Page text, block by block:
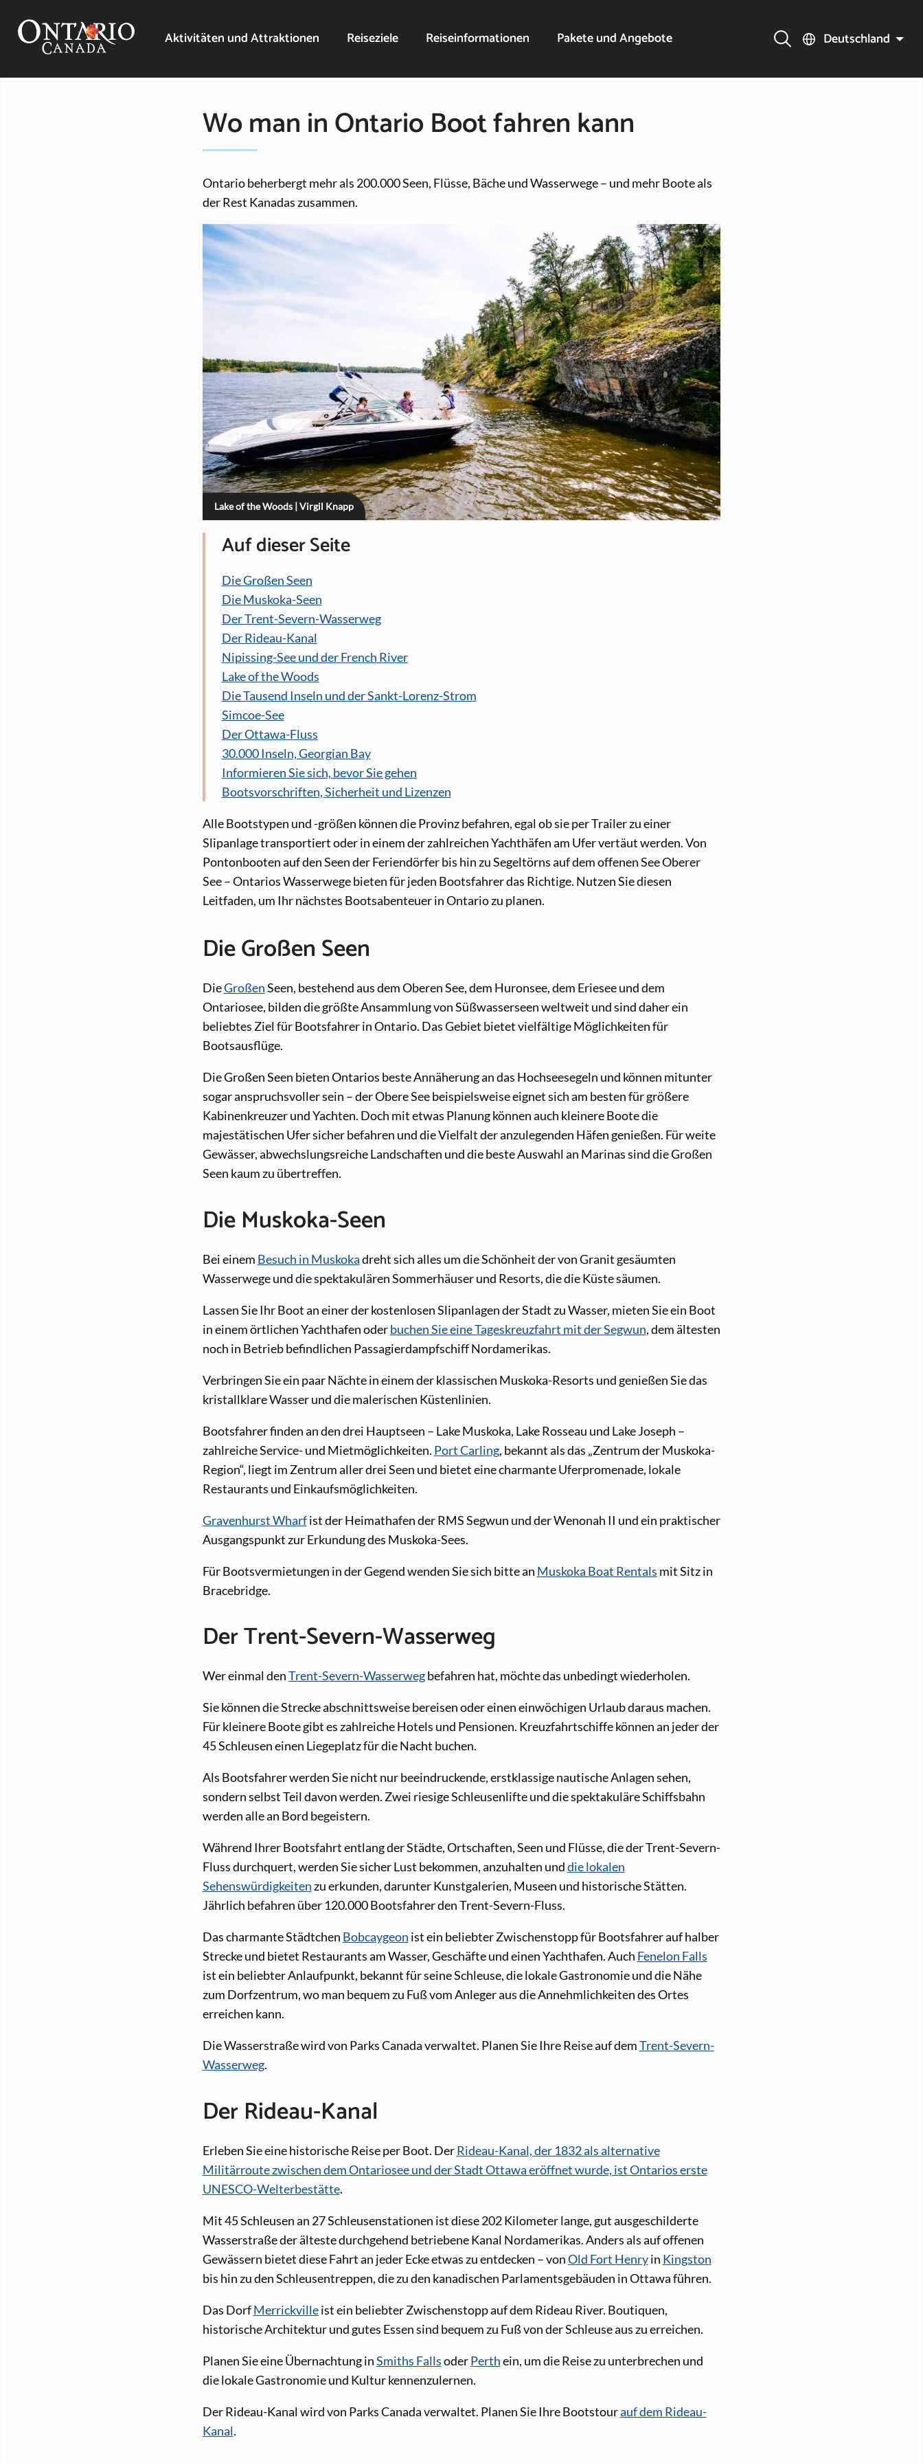
Aktivitäten und Attraktionen Reiseziele Reiseinformationen Pakete und Angebote Deutschland
Wo man in Ontario Boot fahren kann
Ontario beherbergt mehr als 200.000 Seen, Flüsse, Bäche und Wasserwege – und mehr Boote als
der Rest Kanadas zusammen.
Lake of the Woods | Virgil Knapp
Auf dieser Seite
Die Großen Seen
Die Muskoka-Seen
Der Trent-Severn-Wasserweg
Der Rideau-Kanal
Nipissing-See und der French River
Lake of the Woods
Die Tausend Inseln und der Sankt-Lorenz-Strom
Simcoe-See
Der Ottawa-Fluss
30.000 Inseln, Georgian Bay
Informieren Sie sich, bevor Sie gehen
Bootsvorschriften, Sicherheit und Lizenzen
Alle Bootstypen und -größen können die Provinz befahren, egal ob sie per Trailer zu einer
Slipanlage transportiert oder in einem der zahlreichen Yachthäfen am Ufer vertäut werden. Von
Pontonbooten auf den Seen der Feriendörfer bis hin zu Segeltörns auf dem offenen See Oberer
See – Ontarios Wasserwege bieten für jeden Bootsfahrer das Richtige. Nutzen Sie diesen
Leitfaden, um Ihr nächstes Bootsabenteuer in Ontario zu planen.
Die Großen Seen
DieGroßenSeen, bestehend aus dem Oberen See, dem Huronsee, dem Eriesee und dem
Ontariosee, bilden die größte Ansammlung von Süßwasserseen weltweit und sind daher ein
beliebtes Ziel für Bootsfahrer in Ontario. Das Gebiet bietet vielfältige Möglichkeiten für
Bootsausflüge.
Die Großen Seen bieten Ontarios beste Annäherung an das Hochseesegeln und können mitunter
sogar anspruchsvoller sein – der Obere See beispielsweise eignet sich am besten für größere
Kabinenkreuzer und Yachten. Doch mit etwas Planung können auch kleinere Boote die
majestätischen Ufer sicher befahren und die Vielfalt der anzulegenden Häfen genießen. Für weite
Gewässer, abwechslungsreiche Landschaften und die beste Auswahl an Marinas sind die Großen
Seen kaum zu übertreffen.
Die Muskoka-Seen
Bei einem Besuch in Muskokadreht sich alles um die Schönheit der von Granit gesäumten
Wasserwege und die spektakulären Sommerhäuser und Resorts, die die Küste säumen.
Lassen Sie Ihr Boot an einer der kostenlosen Slipanlagen der Stadt zu Wasser, mieten Sie ein Boot
in einem örtlichen Yachthafen oderbuchen Sie eine Tageskreuzfahrt mit der Segwun, dem ältesten
noch in Betrieb befindlichen Passagierdampfschiff Nordamerikas.
Verbringen Sie ein paar Nächte in einem der klassischen Muskoka-Resorts und genießen Sie das
kristallklare Wasser und die malerischen Küstenlinien.
Bootsfahrer finden an den drei Hauptseen – Lake Muskoka, Lake Rosseau und Lake Joseph –
zahlreiche Service- und Mietmöglichkeiten. Port Carling, bekannt als das „Zentrum der Muskoka-
Region“, liegt im Zentrum aller drei Seen und bietet eine charmante Uferpromenade, lokale
Restaurants und Einkaufsmöglichkeiten.
Gravenhurst Wharfist der Heimathafen der RMS Segwun und der Wenonah II und ein praktischer
Ausgangspunkt zur Erkundung des Muskoka-Sees.
Für Bootsvermietungen in der Gegend wenden Sie sich bitte an Muskoka Boat Rentals mit Sitz in
Bracebridge.
Der Trent-Severn-Wasserweg
Wer einmal denTrent-Severn-Wasserwegbefahren hat, möchte das unbedingt wiederholen.
Sie können die Strecke abschnittsweise bereisen oder einen einwöchigen Urlaub daraus machen.
Für kleinere Boote gibt es zahlreiche Hotels und Pensionen. Kreuzfahrtschiffe können an jeder der
45 Schleusen einen Liegeplatz für die Nacht buchen.
Als Bootsfahrer werden Sie nicht nur beeindruckende, erstklassige nautische Anlagen sehen,
sondern selbst Teil davon werden. Zwei riesige Schleusenlifte und die spektakuläre Schiffsbahn
werden alle an Bord begeistern.
Während Ihrer Bootsfahrt entlang der Städte, Ortschaften, Seen und Flüsse, die der Trent-Severn-
Fluss durchquert, werden Sie sicher Lust bekommen, anzuhalten unddie lokalen
Sehenswürdigkeitenzu erkunden, darunter Kunstgalerien, Museen und historische Stätten.
Jährlich befahren über 120.000 Bootsfahrer den Trent-Severn-Fluss.
Das charmante Städtchen Bobcaygeon ist ein beliebter Zwischenstopp für Bootsfahrer auf halber
Strecke und bietet Restaurants am Wasser, Geschäfte und einen Yachthafen. Auch Fenelon Falls
ist ein beliebter Anlaufpunkt, bekannt für seine Schleuse, die lokale Gastronomie und die Nähe
zum Dorfzentrum, wo man bequem zu Fuß vom Anleger aus die Annehmlichkeiten des Ortes
erreichen kann.
Die Wasserstraße wird von Parks Canada verwaltet. Planen Sie Ihre Reise auf demTrent-Severn-
Wasserweg.
Der Rideau-Kanal
Erleben Sie eine historische Reise per Boot. DerRideau-Kanal, der 1832 als alternative
Militärroute zwischen dem Ontariosee und der Stadt Ottawa eröffnet wurde, ist Ontarios erste
UNESCO-Welterbestätte.
Mit 45 Schleusen an 27 Schleusenstationen ist diese 202 Kilometer lange, gut ausgeschilderte
Wasserstraße der älteste durchgehend betriebene Kanal Nordamerikas. Anders als auf offenen
Gewässern bietet diese Fahrt an jeder Ecke etwas zu entdecken – vonOld Fort Henryin Kingston
bis hin zu den Schleusentreppen, die zu den kanadischen Parlamentsgebäuden in Ottawa führen.
Das DorfMerrickvilleist ein beliebter Zwischenstopp auf dem Rideau River. Boutiquen,
historische Architektur und gutes Essen sind bequem zu Fuß von der Schleuse aus zu erreichen.
Planen Sie eine Übernachtung inSmiths FallsoderPerthein, um die Reise zu unterbrechen und
die lokale Gastronomie und Kultur kennenzulernen.
Der Rideau-Kanal wird von Parks Canada verwaltet. Planen Sie Ihre Bootstourauf dem Rideau-
Kanal.